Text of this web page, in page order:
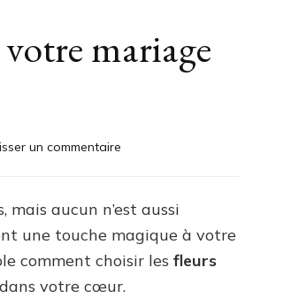
mariage
un commentairesur
fleurs
pour
votre
mariage
aucun n’est aussi
une touche magique à votre
comment choisir les fleurs
votre cœur.